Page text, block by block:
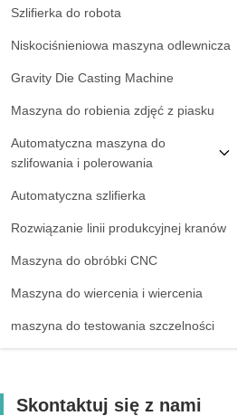
Szlifierka do robota
Niskociśnieniowa maszyna odlewnicza
Gravity Die Casting Machine
Maszyna do robienia zdjęć z piasku
Automatyczna maszyna do
szlifowania i polerowania
Automatyczna szlifierka
Rozwiązanie linii produkcyjnej kranów
Maszyna do obróbki CNC
Maszyna do wiercenia i wiercenia
maszyna do testowania szczelności
Skontaktuj się z nami